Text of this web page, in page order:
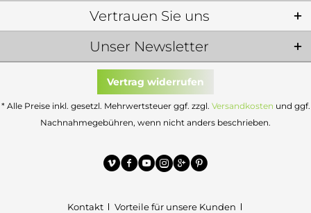
Unser Newsletter
Vertrauen Sie uns
Vertrag widerrufen
* Alle Preise inkl. gesetzl. Mehrwertsteuer ggf. zzgl. Versandkosten und ggf.
Nachnahmegebühren, wenn nicht anders beschrieben.
Kontakt
Vorteile für unsere Kunden